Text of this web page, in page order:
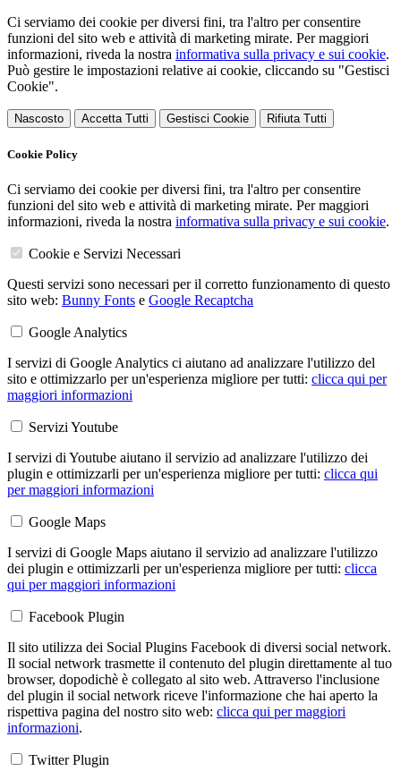
Ci serviamo dei cookie per diversi fini, tra l'altro per consentire
funzioni del sito web e attività di marketing mirate. Per maggiori
informazioni, riveda la nostra informativa sulla privacy e sui cookie.
Può gestire le impostazioni relative ai cookie, cliccando su "Gestisci
Cookie".
Nascosto Accetta Tutti Gestisci Cookie Rifiuta Tutti
Cookie Policy
Ci serviamo dei cookie per diversi fini, tra l'altro per consentire
funzioni del sito web e attività di marketing mirate. Per maggiori
informazioni, riveda la nostra informativa sulla privacy e sui cookie.
Cookie e Servizi Necessari
Questi servizi sono necessari per il corretto funzionamento di questo
sito web: Bunny Fonts e Google Recaptcha
Google Analytics
I servizi di Google Analytics ci aiutano ad analizzare l'utilizzo del
sito e ottimizzarlo per un'esperienza migliore per tutti: clicca qui per
maggiori informazioni
Servizi Youtube
I servizi di Youtube aiutano il servizio ad analizzare l'utilizzo dei
plugin e ottimizzarli per un'esperienza migliore per tutti: clicca qui
per maggiori informazioni
Google Maps
I servizi di Google Maps aiutano il servizio ad analizzare l'utilizzo
dei plugin e ottimizzarli per un'esperienza migliore per tutti: clicca
qui per maggiori informazioni
Facebook Plugin
Il sito utilizza dei Social Plugins Facebook di diversi social network.
Il social network trasmette il contenuto del plugin direttamente al tuo
browser, dopodichè è collegato al sito web. Attraverso l'inclusione
del plugin il social network riceve l'informazione che hai aperto la
rispettiva pagina del nostro sito web: clicca qui per maggiori
informazioni.
Twitter Plugin